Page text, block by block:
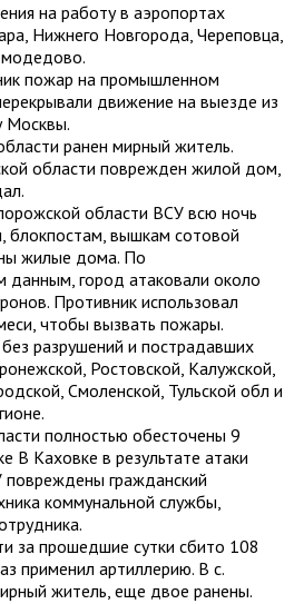
на работу в аэропортах
Нижнего Новгорода, Череповца,
пожар на промышленном
движение на выезде из
Москвы.
ранен мирный житель.
области поврежден жилой дом,
области ВСУ всю ночь
блокпостам, вышкам сотовой
жилые дома. По
данным, город атаковали около
Противник использовал
чтобы вызвать пожары.
разрушений и пострадавших
Ростовской, Калужской,
Смоленской, Тульской обл и
полностью обесточены 9
В Каховке в результате атаки
гражданский
коммунальной службы,
за прошедшие сутки сбито 108
применил артиллерию. В с.
житель, еще двое ранены.